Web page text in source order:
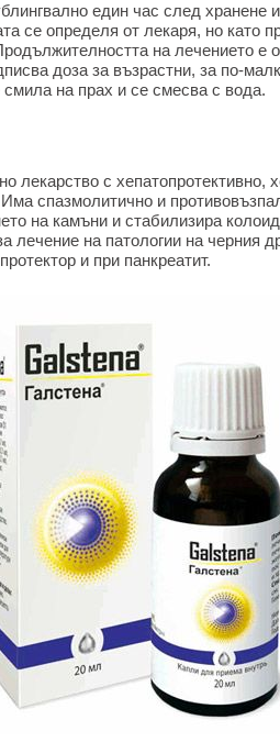
един час след хранене
се определя от лекаря, но като
на лечението
доза за възрастни, за по-
смила на прах и се смесва с вода.
лекарство с хепатопротективно,
спазмолитично и
на камъни и стабилизира
лечение на патологии на черния
и при панкреатит.